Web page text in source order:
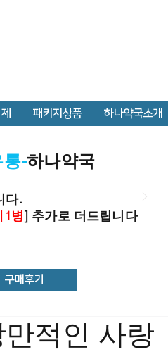
패키지상품 하나약국소개
통-하나약국
다.
병] 추가로 더드립니다
구매후기
적인 사랑